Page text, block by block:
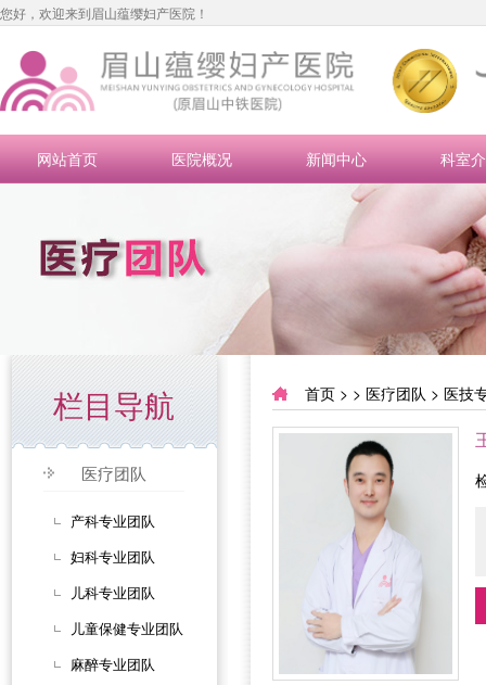
您好，欢迎来到眉山蕴缨妇产医院！
网站首页 医院概况 新闻中心 科室
栏目导航
医疗团队
产科专业团队
妇科专业团队
儿科专业团队
儿童保健专业团队
麻醉专业团队
首页 > > 医疗团队 > 医技